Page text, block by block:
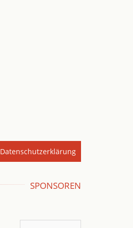
Datenschutzerklärung
SPONSOREN